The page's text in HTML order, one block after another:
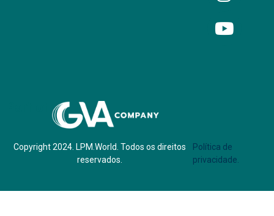
Copyright 2024. LPM.World. Todos os direitos
reservados.
Política de
privacidade.